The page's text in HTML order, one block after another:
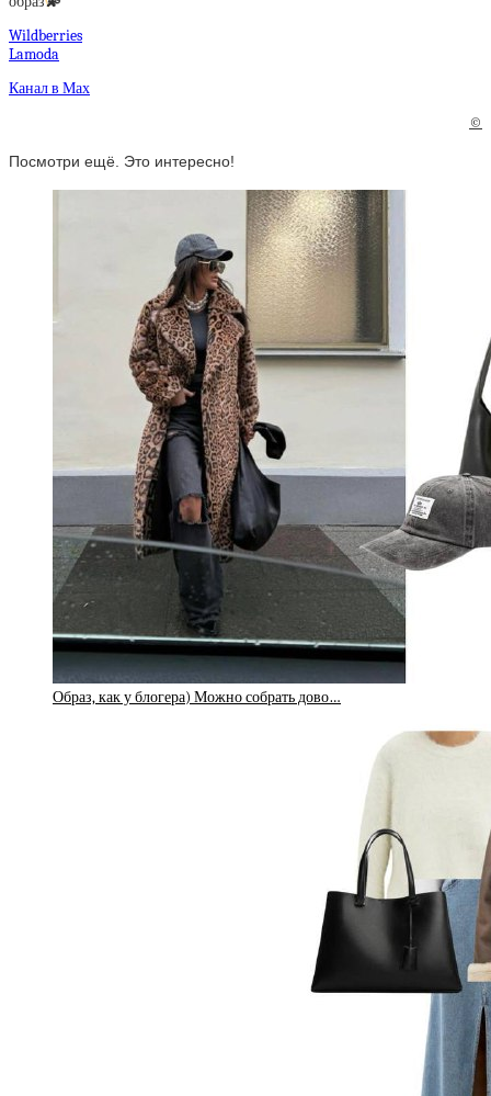
Wildberries
Lamoda
Канал в Мах
©
Посмотри ещё. Это интересно!
Образ, как у блогера) Можно собрать дово…